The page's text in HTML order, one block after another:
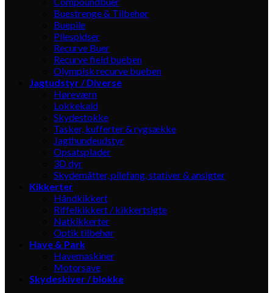
Buestrenge & Tilbehør
Buepile
Pilespidser
Recurve Buer
Recurve field bueben
Olympisk recurve bueben
Jagtudstyr / Diverse
Høreværn
Lokkekald
Skydestokke
Tasker, kufferter & rygsække
Jagthundeudstyr
Opsatsplader
3D dyr
Skydemåtter, pilefang, stativer & ansigter
Kikkerter
Håndkikkert
Riffelkikkert / kikkertsigte
Natkikkerter
Optik tilbehør
Have & Park
Havemaskiner
Motorsave
Skydeskiver / blokke